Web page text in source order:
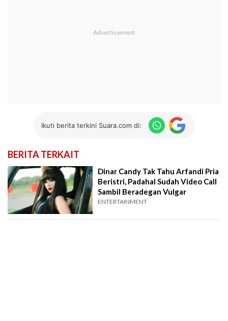
Ikuti berita terkini Suara.com di:
BERITA TERKAIT
Dinar Candy Tak Tahu Arfandi Pria
Beristri, Padahal Sudah Video Call
Sambil Beradegan Vulgar
ENTERTAINMENT